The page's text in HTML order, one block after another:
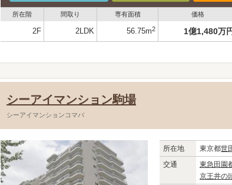
所在階 間取り 専有面積 価格
2F 2LDK 56.75m2 1億1,480万
シーアイマンション駒場
シーアイマンションコマバ
所在地 東京都世
交通
東急田園
京王井の